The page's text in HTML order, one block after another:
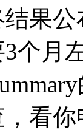
果
个月
看